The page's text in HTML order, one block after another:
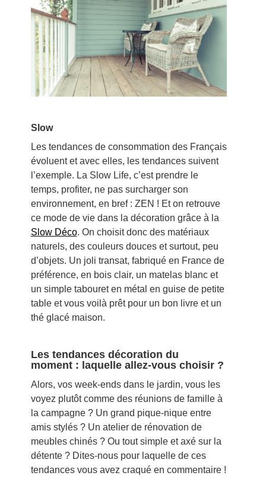
Slow
Les tendances de consommation des Français
évoluent et avec elles, les tendances suivent
l’exemple. La Slow Life, c’est prendre le
temps, profiter, ne pas surcharger son
environnement, en bref : ZEN ! Et on retrouve
ce mode de vie dans la décoration grâce à la
Slow Déco. On choisit donc des matériaux
naturels, des couleurs douces et surtout, peu
d’objets. Un joli transat, fabriqué en France de
préférence, en bois clair, un matelas blanc et
un simple tabouret en métal en guise de petite
table et vous voilà prêt pour un bon livre et un
thé glacé maison.
Les tendances décoration du
moment : laquelle allez-vous choisir ?
Alors, vos week-ends dans le jardin, vous les
voyez plutôt comme des réunions de famille à
la campagne ? Un grand pique-nique entre
amis stylés ? Un atelier de rénovation de
meubles chinés ? Ou tout simple et axé sur la
détente ? Dites-nous pour laquelle de ces
tendances vous avez craqué en commentaire !